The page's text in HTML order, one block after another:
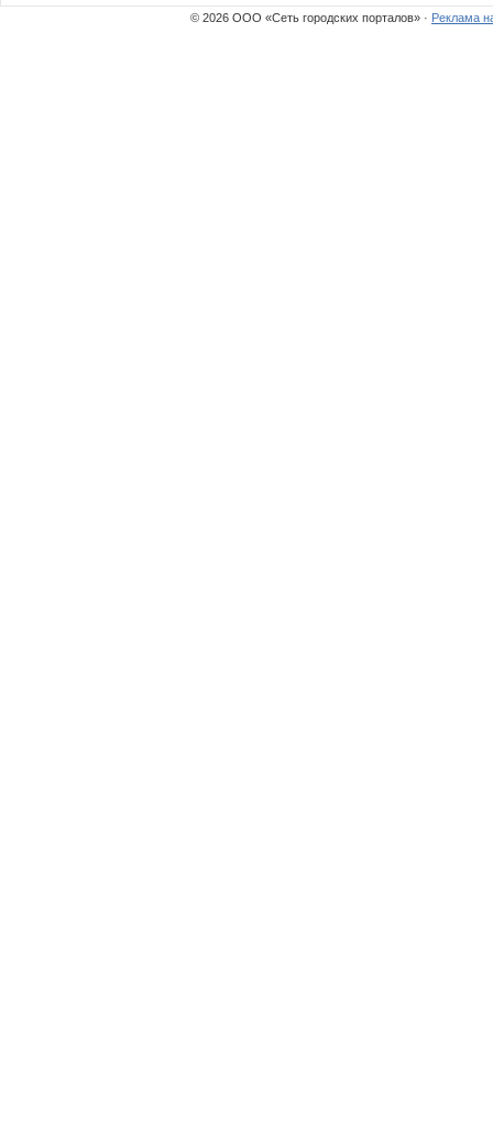
© 2026 ООО «Сеть городских порталов» · Реклама